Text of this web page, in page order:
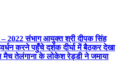
2022 संभाग आयुक्त श्री दीपक सिंह
करने पहुँचे दर्शक दीर्घा में बैठकर देखा
मैच तेलंगाना के लोकेश रेड्डी ने जमाया